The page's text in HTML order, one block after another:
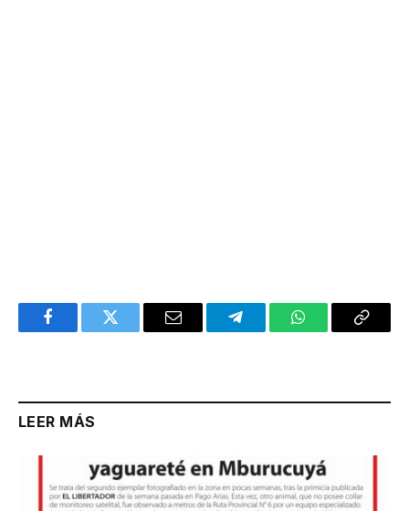
FacebookTwitter Email TelegramWhatsAppCopy
LEER MÁS